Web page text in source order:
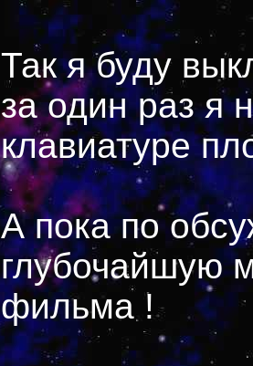
Так я буду
за один раз я
клавиатуре
А пока по
глубочайшую
фильма !